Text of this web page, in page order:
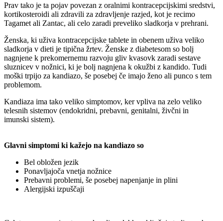
Prav tako je ta pojav povezan z oralnimi kontracepcijskimi sredstvi,
kortikosteroidi ali zdravili za zdravljenje razjed, kot je recimo
Tagamet ali Zantac, ali celo zaradi preveliko sladkorja v prehrani.
Ženska, ki uživa kontracepcijske tablete in obenem uživa veliko
sladkorja v dieti je tipična žrtev. Ženske z diabetesom so bolj
nagnjene k prekomernemu razvoju gliv kvasovk zaradi sestave
sluznicev v nožnici, ki je bolj nagnjena k okužbi z kandido. Tudi
moški trpijo za kandiazo, še posebej če imajo ženo ali punco s tem
problemom.
Kandiaza ima tako veliko simptomov, ker vpliva na zelo veliko
telesnih sistemov (endokridni, prebavni, genitalni, živčni in
imunski sistem).
Glavni simptomi ki kažejo na kandiazo so
Bel obložen jezik
Ponavljajoča vnetja nožnice
Prebavni problemi, še posebej napenjanje in plini
Alergijski izpuščaji